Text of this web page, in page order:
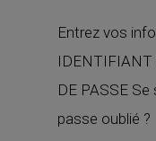
Entrez vos
IDENTIFIANT
DE PASSE
passe oublié ?